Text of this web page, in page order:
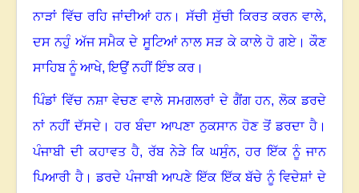
ਨਾੜਾਂ ਵਿੱਚ ਰਹਿ ਜਾਂਦੀਆਂ ਹਨ। ਸੱਚੀ ਸੁੱਚੀ ਕਿਰਤ ਕਰਨ ਵਾਲੇ,
ਦਸ ਨਹੁੰ ਅੱਜ ਸਮੈਕ ਦੇ ਸੂਟਿਆਂ ਨਾਲ ਸੜ ਕੇ ਕਾਲੇ ਹੋ ਗਏ।ਕੌਣ
ਸਾਹਿਬ ਨੂੰ ਆਖੇ,ਇਉਂ ਨਹੀਂ ਇੰਝ ਕਰ ।
ਪਿੰਡਾਂ ਵਿੱਚ ਨਸ਼ਾ ਵੇਚਣ ਵਾਲੇ ਸਮਗਲਰਾਂ ਦੇ ਗੈਂਗ ਹਨ,ਲੋਕ ਡਰਦੇ
ਨਾਂ ਨਹੀਂ ਦੱਸਦੇ।ਹਰ ਬੰਦਾ ਆਪਣਾ ਨੁਕਸਾਨ ਹੋਣ ਤੋਂ ਡਰਦਾ ਹੈ ।
ਪੰਜਾਬੀ ਦੀ ਕਹਾਵਤ ਹੈ, ਰੱਬ ਨੇੜੇ ਕਿ ਘਸੁੰਨ,ਹਰ ਇੱਕ ਨੂੰ ਜਾਨ
ਪਿਆਰੀ ਹੈ।ਡਰਦੇ ਪੰਜਾਬੀ ਆਪਣੇ ਇੱਕ ਇੱਕ ਬੱਚੇ ਨੂੰ ਵਿਦੇਸ਼ਾਂ ਦੇ